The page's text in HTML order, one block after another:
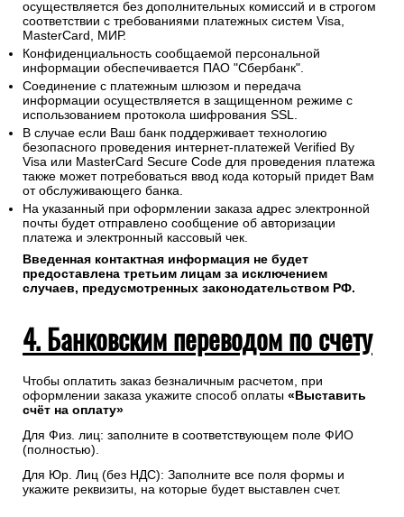
осуществляется без дополнительных комиссий и в строгом
соответствии с требованиями платежных систем Visa,
MasterCard, МИР.
Конфиденциальность сообщаемой персональной
информации обеспечивается ПАО "Сбербанк".
Соединение с платежным шлюзом и передача
информации осуществляется в защищенном режиме с
использованием протокола шифрования SSL.
В случае если Ваш банк поддерживает технологию
безопасного проведения интернет-платежей Verified By
Visa или MasterCard Secure Code для проведения платежа
также может потребоваться ввод кода который придет Вам
от обслуживающего банка.
На указанный при оформлении заказа адрес электронной
почты будет отправлено сообщение об авторизации
платежа и электронный кассовый чек.
Введенная контактная информация не будет
предоставлена третьим лицам за исключением
случаев, предусмотренных законодательством РФ.
4. Банковским переводом по счету
Чтобы оплатить заказ безналичным расчетом, при
оформлении заказа укажите способ оплаты «Выставить
счёт на оплату»
Для Физ. лиц: заполните в соответствующем поле ФИО
(полностью).
Для Юр. Лиц (без НДС): Заполните все поля формы и
укажите реквизиты, на которые будет выставлен счет.